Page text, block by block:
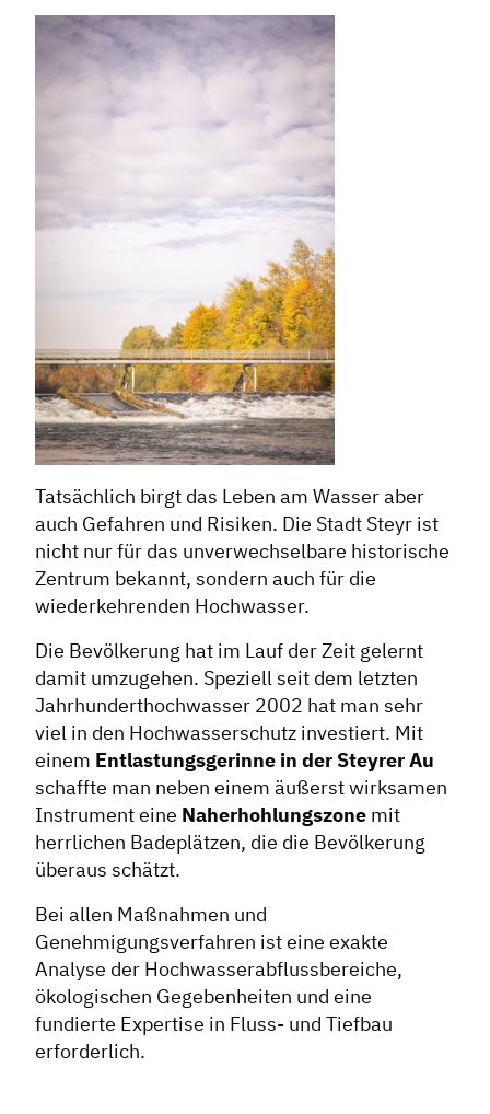
Tatsächlich birgt das Leben am Wasser aber
auch Gefahren und Risiken. Die Stadt Steyr ist
nicht nur für das unverwechselbare historische
Zentrum bekannt, sondern auch für die
wiederkehrenden Hochwasser.
Die Bevölkerung hat im Lauf der Zeit gelernt
damit umzugehen. Speziell seit dem letzten
Jahrhunderthochwasser 2002 hat man sehr
viel in den Hochwasserschutz investiert. Mit
einem Entlastungsgerinne in der Steyrer Au
schaffte man neben einem äußerst wirksamen
Instrument eine Naherhohlungszone mit
herrlichen Badeplätzen, die die Bevölkerung
überaus schätzt.
Bei allen Maßnahmen und
Genehmigungsverfahren ist eine exakte
Analyse der Hochwasserabflussbereiche,
ökologischen Gegebenheiten und eine
fundierte Expertise in Fluss- und Tiefbau
erforderlich.